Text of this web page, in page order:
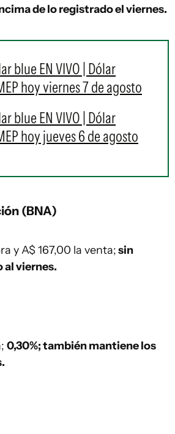
de lo registrado el viernes.
blue EN VIVO | Dólar
hoy viernes 7 de agosto
blue EN VIVO | Dólar
hoy jueves 6 de agosto
(BNA)
y A$ 167,00 la venta;sin
al viernes.
0,30%; también mantiene los